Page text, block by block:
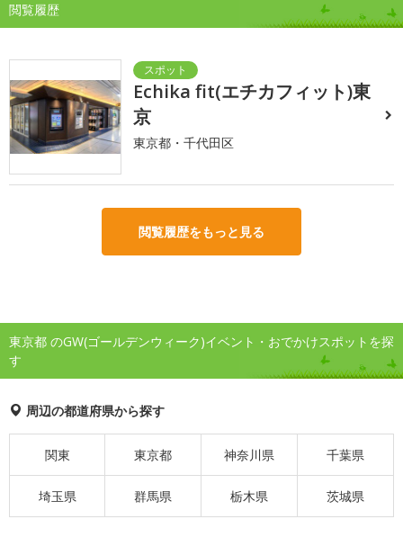
閲覧履歴
Echika fit(エチカフィット)東
京
東京都・千代田区
閲覧履歴をもっと見る
東京都 のGW(ゴールデンウィーク)イベント・おでかけスポットを探
す
周辺の都道府県から探す
関東 東京都 神奈川県 千葉県
埼玉県 群馬県 栃木県 茨城県